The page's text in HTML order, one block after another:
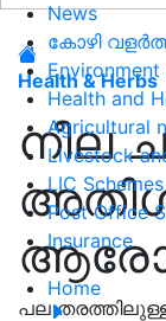
News
കോഴി
Health and
Agricultural
Livestock
LIC Schemes
Post Office
Insurance
Home
Health & Herbs
നീല
പല